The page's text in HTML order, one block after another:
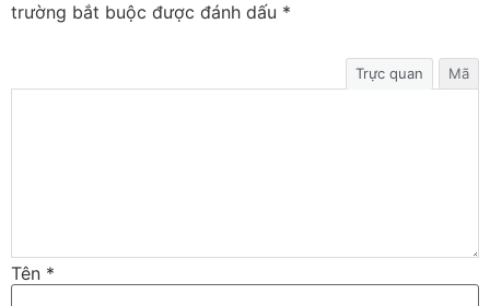
trường bắt buộc được đánh dấu *
Trực quan Mã
Tên *